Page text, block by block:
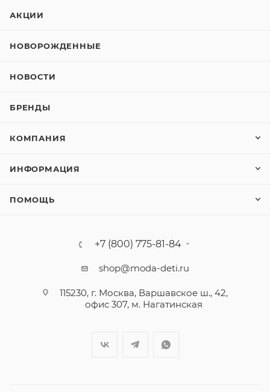
АКЦИИ
НОВОРОЖДЕННЫЕ
НОВОСТИ
БРЕНДЫ
КОМПАНИЯ
ИНФОРМАЦИЯ
ПОМОЩЬ
+7 (800) 775-81-84
shop@moda-deti.ru
115230, г. Москва, Варшавское ш., 42,
офис 307, м. Нагатинская